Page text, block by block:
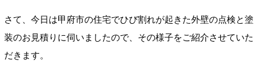
さて、今日は甲府市の住宅でひび割れが起きた外壁の点検と塗
装のお見積りに伺いましたので、その様子をご紹介させていた
だきます。